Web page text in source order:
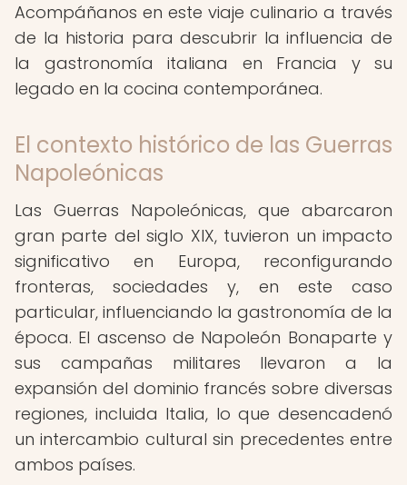
Acompáñanos en este viaje culinario a través
de la historia para descubrir la influencia de
la gastronomía italiana en Francia y su
legado en la cocina contemporánea.
El contexto histórico de las Guerras
Napoleónicas
Las Guerras Napoleónicas, que abarcaron
gran parte del siglo XIX, tuvieron un impacto
significativo en Europa, reconfigurando
fronteras, sociedades y, en este caso
particular, influenciando la gastronomía de la
época. El ascenso de Napoleón Bonaparte y
sus campañas militares llevaron a la
expansión del dominio francés sobre diversas
regiones, incluida Italia, lo que desencadenó
un intercambio cultural sin precedentes entre
ambos países.